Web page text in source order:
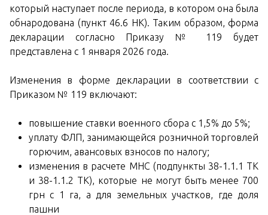
который наступает после периода, в котором она была
обнародована (пункт 46.6 НК). Таким образом, форма
декларации согласно Приказу № 119 будет
представлена ​​с 1 января 2026 года.
Изменения в форме декларации в соответствии с
Приказом № 119 включают:
повышение ставки военного сбора с 1,5% до 5%;
уплату ФЛП, занимающейся розничной торговлей
горючим, авансовых взносов по налогу;
изменения в расчете МНС (подпункты 38-1.1.1 ТК
и 38-1.1.2 ТК), которые не могут быть менее 700
грн с 1 га, а для земельных участков, где доля
пашни